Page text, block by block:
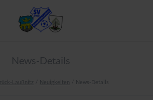
News-Details
Laußnitz Neuigkeiten News-Details